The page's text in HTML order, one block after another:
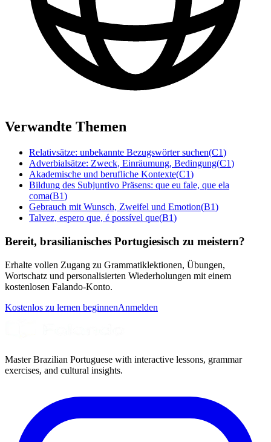
Verwandte Themen
Relativsätze: unbekannte Bezugswörter suchen(C1)
Adverbialsätze: Zweck, Einräumung, Bedingung(C1)
Akademische und berufliche Kontexte(C1)
Bildung des Subjuntivo Präsens: que eu fale, que ela
coma(B1)
Gebrauch mit Wunsch, Zweifel und Emotion(B1)
Talvez, espero que, é possível que(B1)
Bereit, brasilianisches Portugiesisch zu meistern?
Erhalte vollen Zugang zu Grammatiklektionen, Übungen,
Wortschatz und personalisierten Wiederholungen mit einem
kostenlosen Falando-Konto.
Kostenlos zu lernen beginnenAnmelden
Master Brazilian Portuguese with interactive lessons, grammar
exercises, and cultural insights.